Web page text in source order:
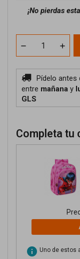
¡No pierdas
Pídelo antes
entre mañana y
GLS
Completa tu
info Uno de estos